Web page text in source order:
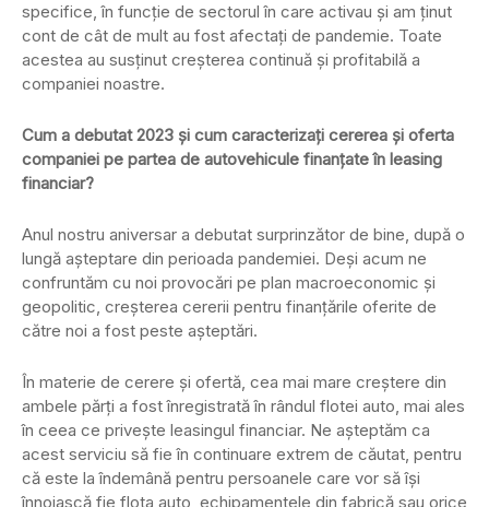
specifice, în funcție de sectorul în care activau și am ținut
cont de cât de mult au fost afectați de pandemie. Toate
acestea au susținut creșterea continuă și profitabilă a
companiei noastre.
Cum a debutat 2023 și cum caracterizați cererea și oferta
companiei pe partea de autovehicule finanțate în leasing
financiar?
Anul nostru aniversar a debutat surprinzător de bine, după o
lungă așteptare din perioada pandemiei. Deși acum ne
confruntăm cu noi provocări pe plan macroeconomic și
geopolitic, creșterea cererii pentru finanțările oferite de
către noi a fost peste așteptări.
În materie de cerere și ofertă, cea mai mare creștere din
ambele părți a fost înregistrată în rândul flotei auto, mai ales
în ceea ce privește leasingul financiar. Ne așteptăm ca
acest serviciu să fie în continuare extrem de căutat, pentru
că este la îndemână pentru persoanele care vor să își
înnoiască fie flota auto, echipamentele din fabrică sau orice